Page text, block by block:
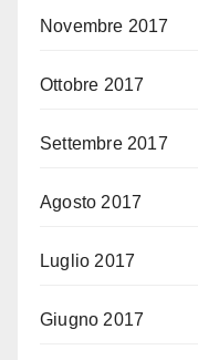
Novembre 2017
Ottobre 2017
Settembre 2017
Agosto 2017
Luglio 2017
Giugno 2017